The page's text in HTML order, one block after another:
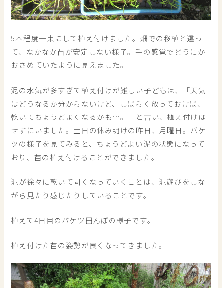
5本程度一束にして植え付けました。畑での移植と違っ
て、なかなか苗が安定しない様子。手の感覚でどうにか
おさめていたように見えました。
泥の水気が多すぎて植え付けが難しい子どもは、「天気
はどうなるか分からないけど、しばらく放っておけば、
乾いてちょうどよくなるかも…。」と言い、植え付けは
せずにいました。土日の休み明けの昨日、月曜日。バケ
ツの様子を見てみると、ちょうどよい泥の状態になって
おり、苗の植え付けることができました。
泥が徐々に乾いて固くなっていくことは、泥遊びをしな
がら見たり感じたりしていることです。
植えて4日目のバケツ田んぼの様子です。
植え付けた苗の姿勢が良くなってきました。